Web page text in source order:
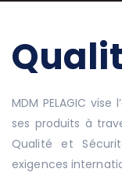
MDM PELAGIC
ses produits à
Qualité et
exigences